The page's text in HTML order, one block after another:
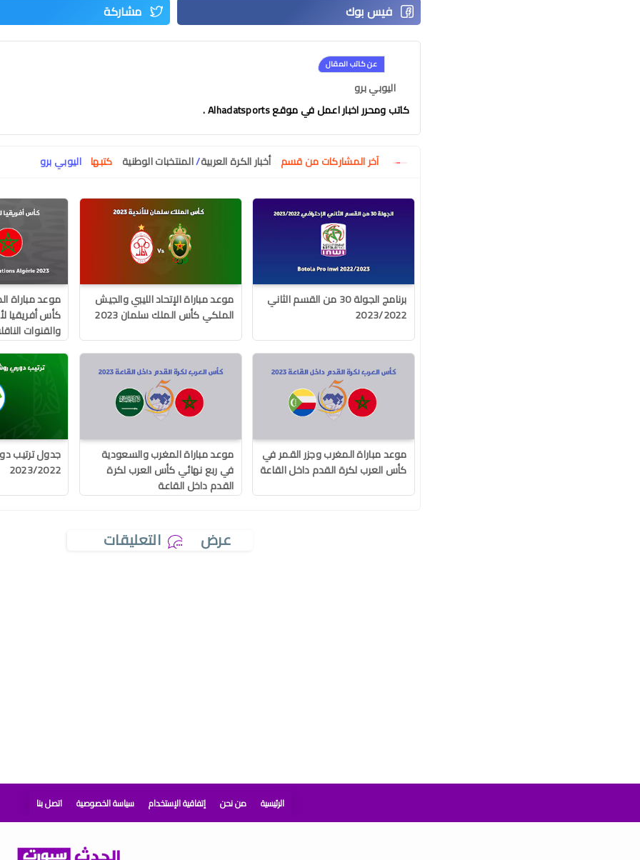
عن كاتب المقال
اليوبي برو
كاتب ومحرر اخبار اعمل في موقع Alhadatsports .
آخر المشاركات من قسم أخبار الكرة العربية/المنتخبات الوطنية كتبها اليوبي برو
برنامج الجولة 30 من القسم الثاني
2023/2022
موعد مباراة الإتحاد الليبي والجيش
الملكي كأس الملك سلمان 2023
موعد مباراة
والقنوات
موعد مباراة المغرب وجزر القمر في
كأس العرب لكرة القدم داخل القاعة
موعد مباراة المغرب والسعودية
في ربع نهائي كأس العرب لكرة
القدم داخل القاعة
جدول ترتيب
2023/2022
عرض التعليقات
الرئيسية من نحن إتفاقية الإستخدام سياسة الخصوصية اتصل بنا